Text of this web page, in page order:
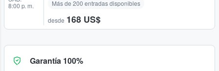
8:00 p. m.
Más de 200 entradas disponibles
desde 168 US$
Garantía 100%